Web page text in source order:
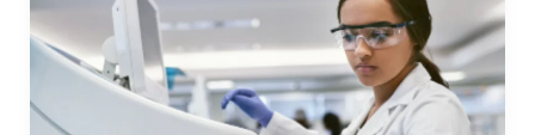
una
compra
inteligente